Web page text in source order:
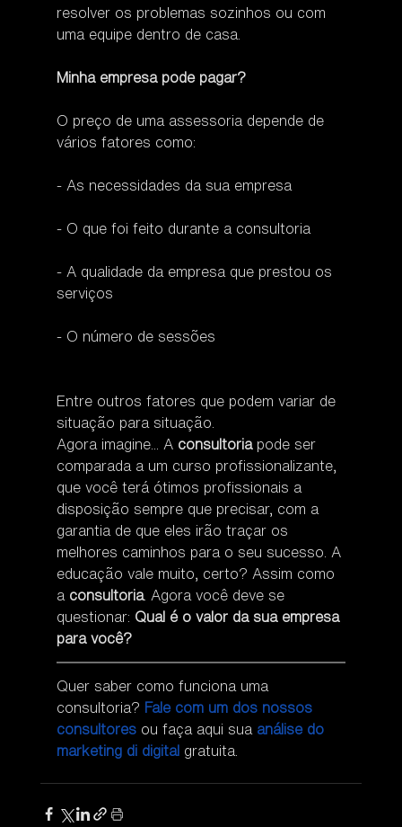
resolver os problemas sozinhos ou com
uma equipe dentro de casa.
Minha empresa pode pagar?
O preço de uma assessoria depende de
vários fatores como:
- As necessidades da sua empresa
- O que foi feito durante a consultoria
- A qualidade da empresa que prestou os
serviços
- O número de sessões
Entre outros fatores que podem variar de
situação para situação.
Agora imagine... A consultoria pode ser
comparada a um curso profissionalizante,
que você terá ótimos profissionais a
disposição sempre que precisar, com a
garantia de que eles irão traçar os
melhores caminhos para o seu sucesso. A
educação vale muito, certo? Assim como
a consultoria. Agora você deve se
questionar: Qual é o valor da sua empresa
para você?
Quer saber como funciona uma
consultoria? Fale com um dos nossos
consultores ou faça aqui sua análise do
marketing di digital gratuita.